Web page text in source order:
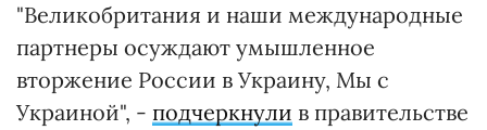
"Великобритания и наши международные
партнеры осуждают умышленное
вторжение России в Украину, Мы с
Украиной", - подчеркнули в правительстве